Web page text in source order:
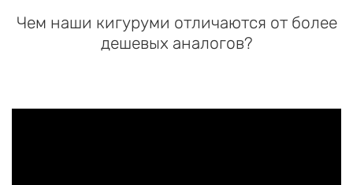
Чем наши кигуруми отличаются от более
дешевых аналогов?